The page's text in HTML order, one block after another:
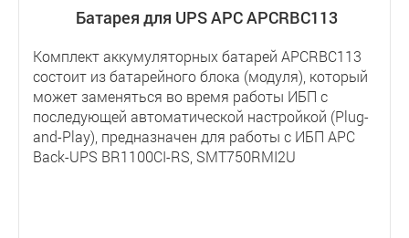
Батарея для UPS APC APCRBC113
Комплект аккумуляторных батарей APCRBC113
состоит из батарейного блока (модуля), который
может заменяться во время работы ИБП с
последующей автоматической настройкой (Plug-
and-Play), предназначен для работы с ИБП APC
Back-UPS BR1100CI-RS, SMT750RMI2U